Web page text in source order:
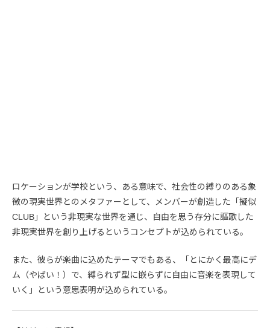
ロケーションが学校という、ある意味で、社会性の縛りのある象
徴の現実世界とのメタファーとして、メンバーが創造した「擬似
CLUB」という非現実な世界を通じ、自由を思う存分に謳歌した
非現実世界を創り上げるというコンセプトが込められている。
また、彼らが楽曲に込めたテーマでもある、「とにかく最高にデ
ム（やばい！）で、縛られず型に嵌らずに自由に音楽を表現して
いく」という意思表明が込められている。